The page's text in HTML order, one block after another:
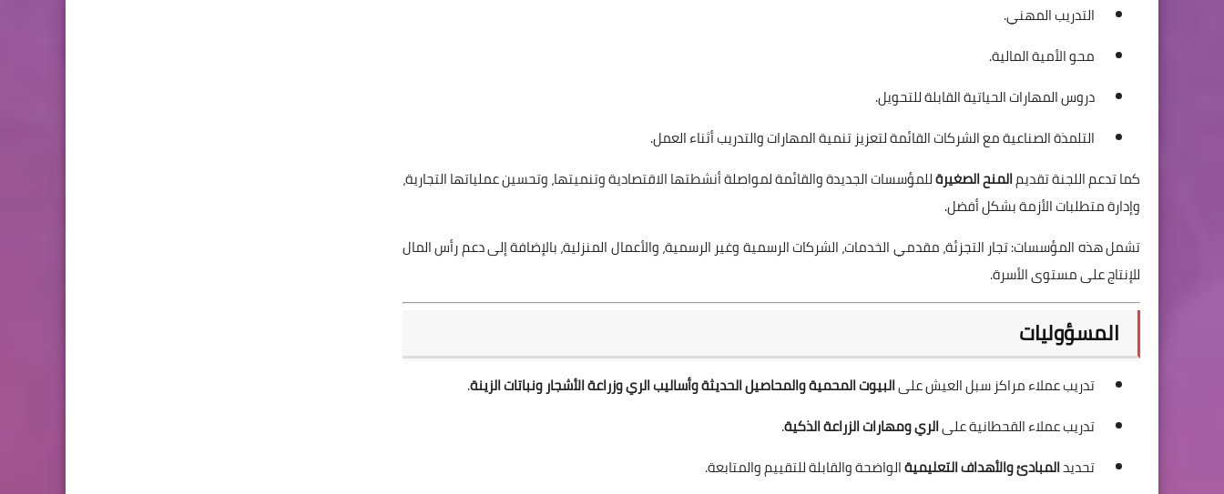
التدريب المهني.
محو الأمية المالية.
دروس المهارات الحياتية القابلة للتحويل.
التلمذة الصناعية مع الشركات القائمة لتعزيز تنمية المهارات والتدريب أثناء العمل.
كما تدعم اللجنة تقديمالمنح الصغيرةللمؤسسات الجديدة والقائمة لمواصلة أنشطتها الاقتصادية وتنميتها، وتحسين عملياتها التجارية،
وإدارة متطلبات الأزمة بشكل أفضل.
تشمل هذه المؤسسات: تجار التجزئة، مقدمي الخدمات، الشركات الرسمية وغير الرسمية، والأعمال المنزلية، بالإضافة إلى دعم رأس المال
للإنتاج على مستوى الأسرة.
المسؤوليات
تدريب عملاء مراكز سبل العيش علىالبيوت المحمية والمحاصيل الحديثة وأساليب الري وزراعة الأشجار ونباتات الزينة.
تدريب عملاء القحطانية علىالري ومهارات الزراعة الذكية.
تحديدالمبادئ والأهداف التعليميةالواضحة والقابلة للتقييم والمتابعة.